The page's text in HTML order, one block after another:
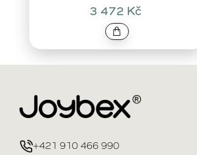
3 472 Kč
+421 910 466 990